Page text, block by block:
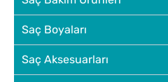
Saç Boyaları
Saç Aksesuarları